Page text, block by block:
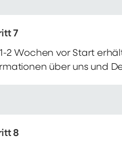
7
2 Wochen vor Start
über uns und
8